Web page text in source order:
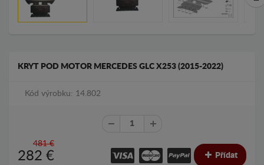
KRYT POD MOTOR MERCEDES GLC X253 (2015-2022)
Kód výrobku: 14.802
481 €
282 € Přídat